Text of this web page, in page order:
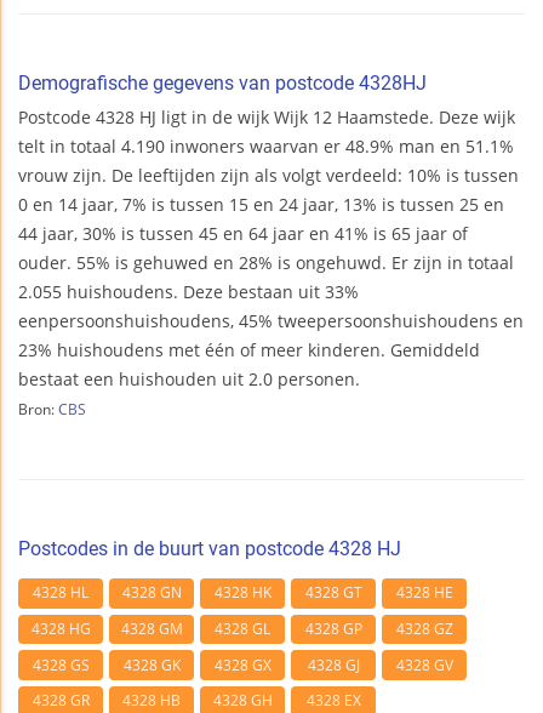
Demografische gegevens van postcode 4328HJ
Postcode 4328 HJ ligt in de wijk Wijk 12 Haamstede. Deze wijk
telt in totaal 4.190 inwoners waarvan er 48.9% man en 51.1%
vrouw zijn. De leeftijden zijn als volgt verdeeld: 10% is tussen
0 en 14 jaar, 7% is tussen 15 en 24 jaar, 13% is tussen 25 en
44 jaar, 30% is tussen 45 en 64 jaar en 41% is 65 jaar of
ouder. 55% is gehuwed en 28% is ongehuwd. Er zijn in totaal
2.055 huishoudens. Deze bestaan uit 33%
eenpersoonshuishoudens, 45% tweepersoonshuishoudens en
23% huishoudens met één of meer kinderen. Gemiddeld
bestaat een huishouden uit 2.0 personen.
Bron: CBS
Postcodes in de buurt van postcode 4328 HJ
4328 HL 4328 GN 4328 HK 4328 GT
4328 HE
4328 HG
4328 GM 4328 GL 4328 GP
4328 GZ
4328 GS
4328 GK 4328 GX 4328 GJ
4328 GV
4328 GR
4328 HB 4328 GH 4328 EX